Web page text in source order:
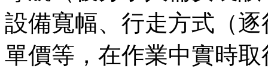
設備寬幅、行走方式（
單價等，在作業中實時